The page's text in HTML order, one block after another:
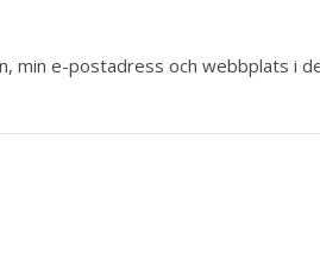
min e-postadress och webbplats i